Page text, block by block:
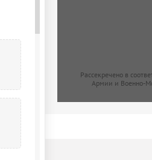
Рассекречено в
Армии и Военно-